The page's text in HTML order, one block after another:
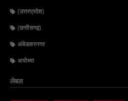
(उत्तरप्रदेश)
(छत्तीसगढ़)
अंबेडकरनगर
अयोध्या
लेबल